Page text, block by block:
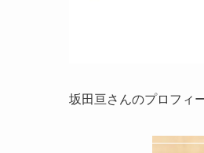
坂田亘さんのプロフィ